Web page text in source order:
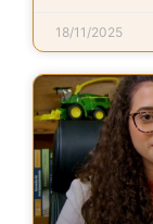
18/11/2025